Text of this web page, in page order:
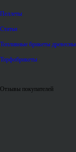
Пеллеты
Статьи
Топливные брикеты
Торфобрикеты
Отзывы покупателей